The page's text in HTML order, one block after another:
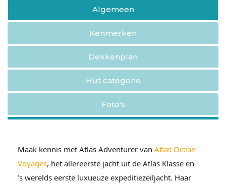
Algemeen
Kenmerken
Dekkenplan
Hut categorie
Foto's
Maak kennis met Atlas Adventurer van Atlas Ocean
Voyages, het allereerste jacht uit de Atlas Klasse en
’s werelds eerste luxueuze expeditiezeiljacht. Haar